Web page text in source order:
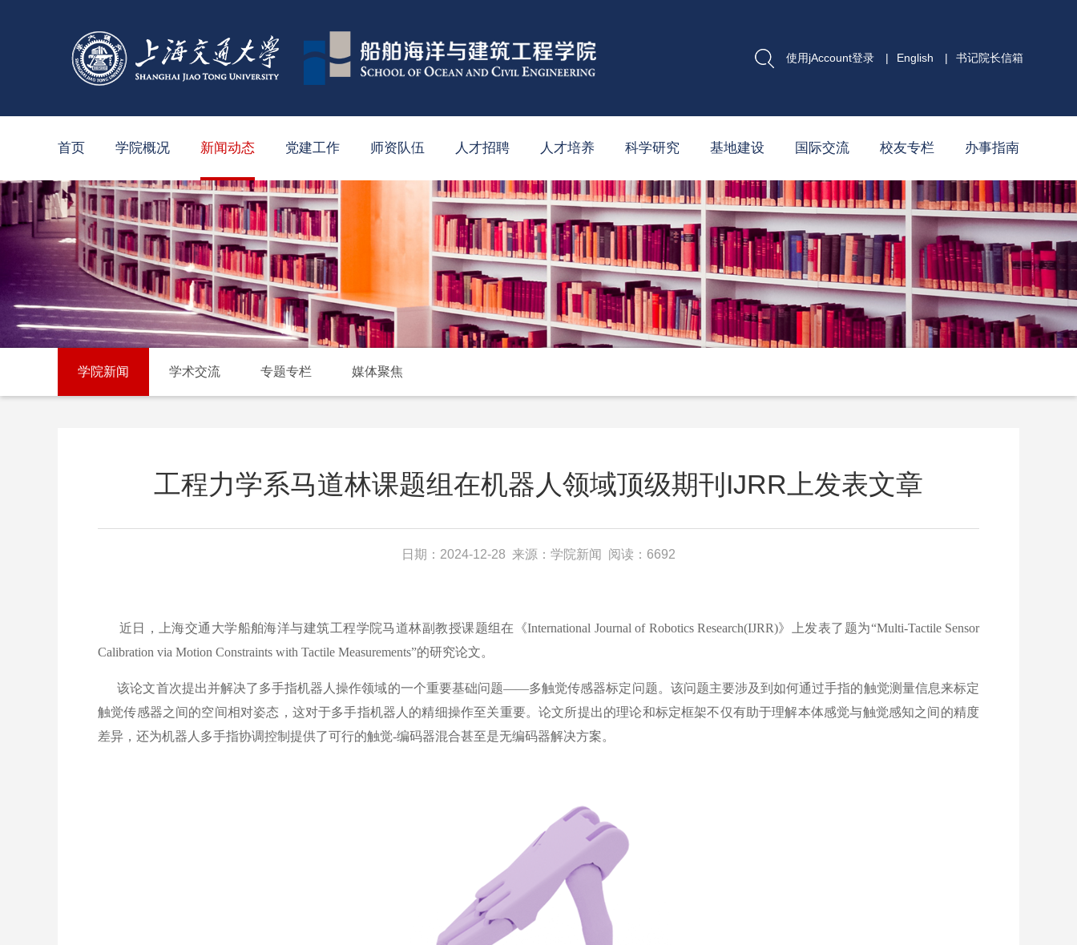
使用jAccount登录 | English | 书记院长信箱
首页 学院概况 新闻动态 党建工作 师资队伍 人才招聘 人才培养 科学研究 基地建设 国际交流 校友专栏 办事指南
学院新闻 学术交流 专题专栏 媒体聚焦
工程力学系马道林课题组在机器人领域顶级期刊IJRR上发表文章
日期：2024-12-28 来源：学院新闻 阅读：6692
近日，上海交通大学船舶海洋与建筑工程学院马道林副教授课题组在《International Journal of Robotics Research(IJRR)》上发表了题为“Multi-Tactile Sensor
Calibration via Motion Constraints with Tactile Measurements”的研究论文。
该论文首次提出并解决了多手指机器人操作领域的一个重要基础问题——多触觉传感器标定问题。该问题主要涉及到如何通过手指的触觉测量信息来标定
触觉传感器之间的空间相对姿态，这对于多手指机器人的精细操作至关重要。论文所提出的理论和标定框架不仅有助于理解本体感觉与触觉感知之间的精度
差异，还为机器人多手指协调控制提供了可行的触觉-编码器混合甚至是无编码器解决方案。